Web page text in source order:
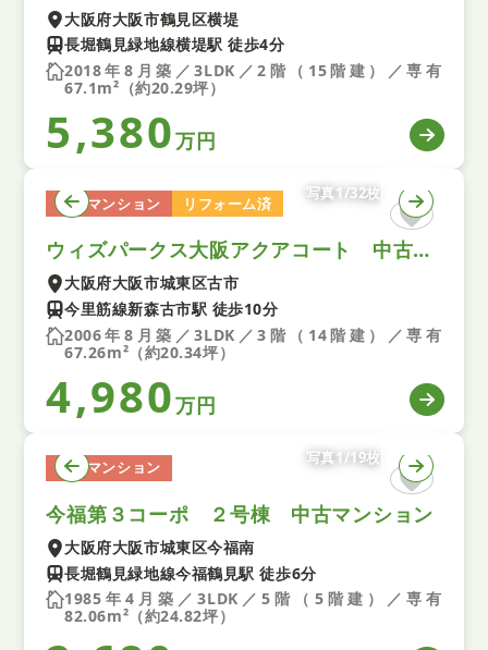
大阪府大阪市鶴見区横堤
長堀鶴見緑地線横堤駅 徒歩4分
2018年8月築／3LDK／2階（15階建）／専有
67.1m²（約20.29坪）
5,380万円
中古マンション リフォーム済
写真1/32枚
ウィズパークス大阪アクアコート 中古マンション
大阪府大阪市城東区古市
今里筋線新森古市駅 徒歩10分
2006年8月築／3LDK／3階（14階建）／専有
67.26m²（約20.34坪）
4,980万円
中古マンション
写真1/19枚
今福第３コーポ ２号棟 中古マンション
大阪府大阪市城東区今福南
長堀鶴見緑地線今福鶴見駅 徒歩6分
1985年4月築／3LDK／5階（5階建）／専有
82.06m²（約24.82坪）